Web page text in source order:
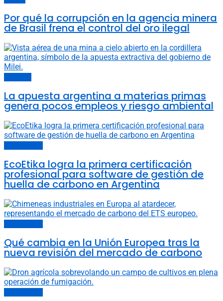
Por qué la corrupción en la agencia minera
de Brasil frena el control del oro ilegal
La apuesta argentina a materias primas
genera pocos empleos y riesgo ambiental
EcoEtika logra la primera certificación
profesional para software de gestión de
huella de carbono en Argentina
Qué cambia en la Unión Europea tras la
nueva revisión del mercado de carbono